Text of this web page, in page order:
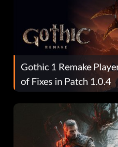
Gothic 1 Remake
of Fixes in Patch 1.0.4